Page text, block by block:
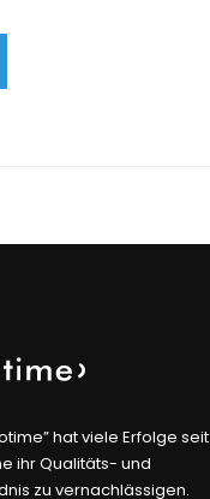
hat viele Erfolge seit
ihr Qualitäts- und
zu vernachlässigen.